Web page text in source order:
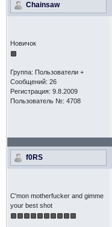
Chainsaw
Новичок
Группа: Пользователи +
Сообщений: 26
Регистрация: 9.8.2009
Пользователь №: 4708
f0RS
C'mon motherfucker and gimme
your best shot